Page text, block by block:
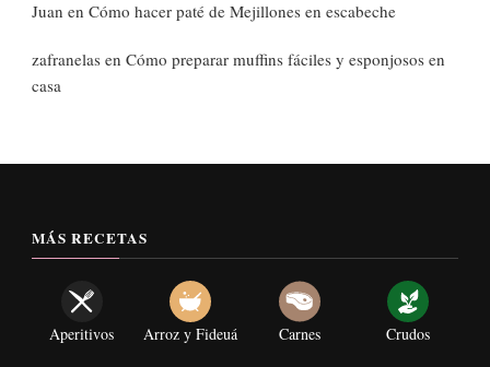
Juan en Cómo hacer paté de Mejillones en escabeche
zafranelas en Cómo preparar muffins fáciles y esponjosos en
casa
MÁS RECETAS
Aperitivos Arroz y Fideuá Carnes Crudos